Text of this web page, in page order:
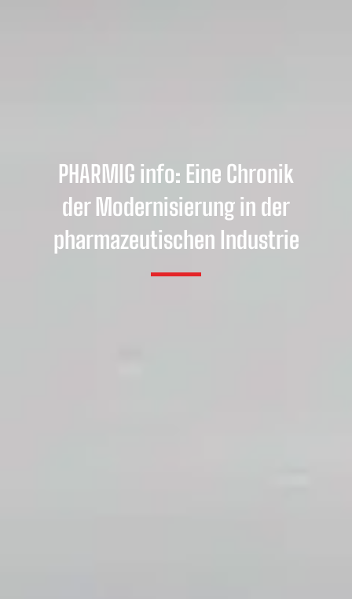
PHARMIG info: Eine Chronik
der Modernisierung in der
pharmazeutischen Industrie